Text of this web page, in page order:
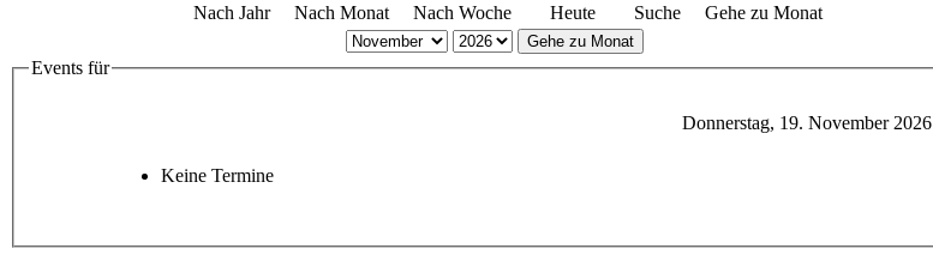
Nach Jahr Nach Monat Nach Woche Heute Suche Gehe zu Monat
Gehe zu Monat
Events für
Donnerstag, 19. November 2026
Keine Termine